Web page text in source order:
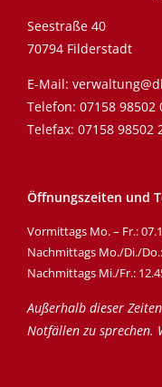
Seestraße 40
70794 Filderstadt
E-Mail:
Telefon: 07158 98502
Telefax: 07158 98502
Öffnungszeiten und
Vormittags Mo. – Fr.:
Nachmittags Mo./Di./
Nachmittags Mi./Fr.:
Außerhalb dieser
Notfällen zu sprechen.